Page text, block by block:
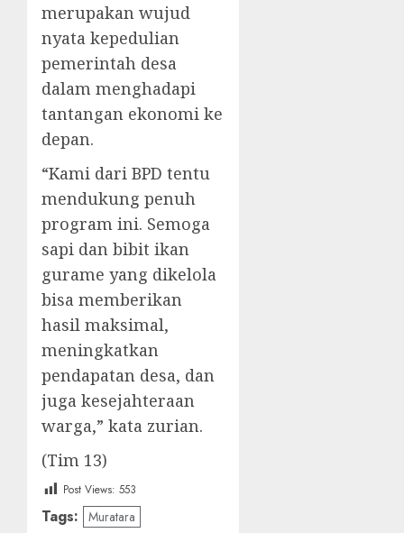
merupakan wujud
nyata kepedulian
pemerintah desa
dalam menghadapi
tantangan ekonomi ke
depan.
“Kami dari BPD tentu
mendukung penuh
program ini. Semoga
sapi dan bibit ikan
gurame yang dikelola
bisa memberikan
hasil maksimal,
meningkatkan
pendapatan desa, dan
juga kesejahteraan
warga,” kata zurian.
(Tim 13)
Post Views: 553
Tags: Muratara